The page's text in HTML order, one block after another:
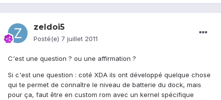
zeldoi5
Posté(e) 7 juillet 2011
C'est une question ? ou une affirmation ?
Si c'est une question : coté XDA ils ont développé quelque chose
qui te permet de connaître le niveau de batterie du dock, mais
pour ça, faut être en custom rom avec un kernel spécifique